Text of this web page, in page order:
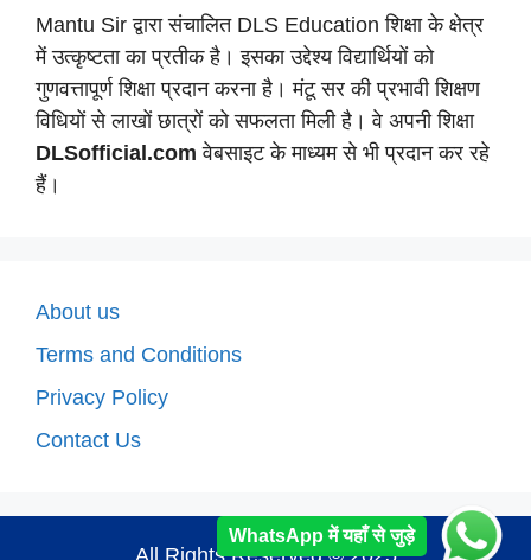
Mantu Sir द्वारा संचालित DLS Education शिक्षा के क्षेत्र
में उत्कृष्टता का प्रतीक है। इसका उद्देश्य विद्यार्थियों को
गुणवत्तापूर्ण शिक्षा प्रदान करना है। मंटू सर की प्रभावी शिक्षण
विधियों से लाखों छात्रों को सफलता मिली है। वे अपनी शिक्षा
DLSofficial.com वेबसाइट के माध्यम से भी प्रदान कर रहे
हैं।
About us
Terms and Conditions
Privacy Policy
Contact Us
All Rights Reserved © 2025
WhatsApp में यहाँ से जुड़े